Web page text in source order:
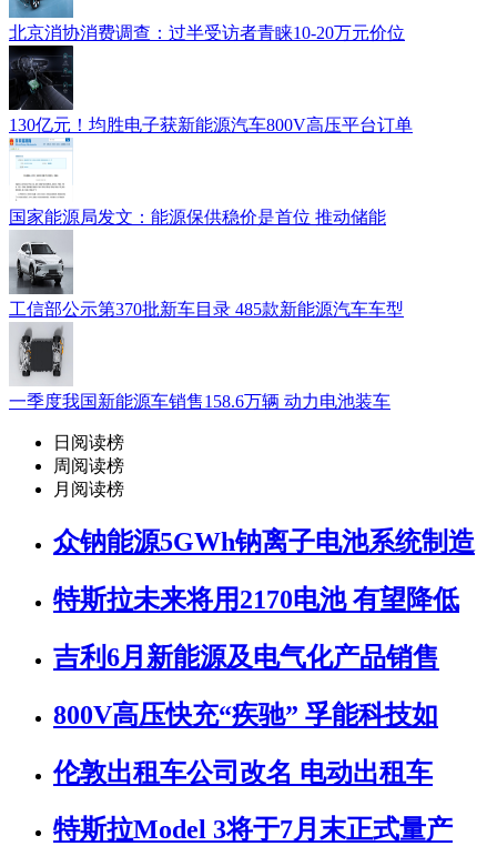
北京消协消费调查：过半受访者青睐10-20万元价位
130亿元！均胜电子获新能源汽车800V高压平台订单
国家能源局发文：能源保供稳价是首位 推动储能
工信部公示第370批新车目录 485款新能源汽车车型
一季度我国新能源车销售158.6万辆 动力电池装车
日阅读榜
周阅读榜
月阅读榜
众钠能源5GWh钠离子电池系统制造
特斯拉未来将用2170电池 有望降低
吉利6月新能源及电气化产品销售
800V高压快充“疾驰” 孚能科技如
伦敦出租车公司改名 电动出租车
特斯拉Model 3将于7月末正式量产